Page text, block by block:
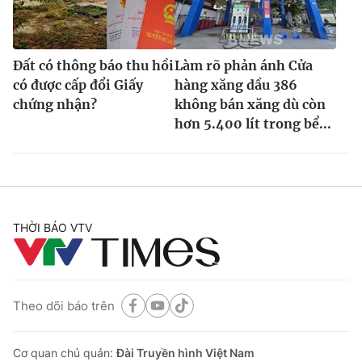
Đất có thông báo thu hồi
có được cấp đổi Giấy
chứng nhận?
Làm rõ phản ánh Cửa
hàng xăng dầu 386
không bán xăng dù còn
hơn 5.400 lít trong bể...
THỜI BÁO VTV
Theo dõi báo trên
Cơ quan chủ quản:Đài Truyền hình Việt Nam